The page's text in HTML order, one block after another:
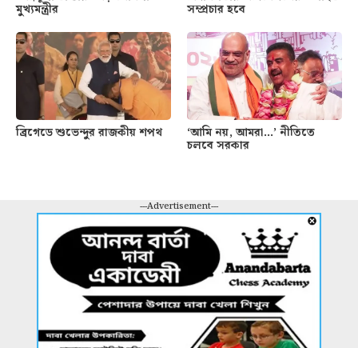
মুখ্যমন্ত্রীর সম্প্রচার হবে
ব্রিগেডে শুভেন্দুর রাজকীয় শপথ ‘আমি নয়, আমরা…’ নীতিতে
চলবে সরকার
---Advertisement---